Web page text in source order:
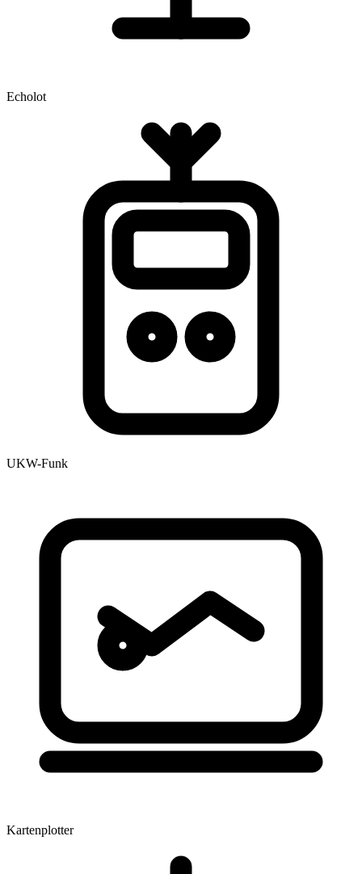
Echolot
UKW-Funk
Kartenplotter